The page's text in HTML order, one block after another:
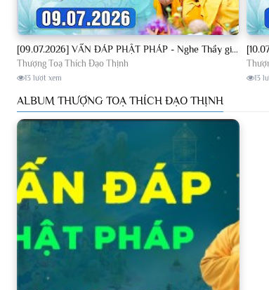
[09.07.2026] VẤN ĐÁP PHẬT PHÁP - Nghe Thầy giảng Pháp mỗi ngày CÔNG ĐỨC VÔ LƯỢNG│TT. Thích Đạo Thịnh
Thượng Toạ Thích Đạo Thịnh
13 lượt xem 13
ALBUM THƯỢNG TOẠ THÍCH ĐẠO THỊNH